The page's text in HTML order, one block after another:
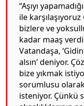
“Aşıyı
ile
bizlere ve
kadar maaş
Vatandaşa,
alsın’ deniyor.
bize yıkmak
sorumlusu
isteniyor. Çünkü